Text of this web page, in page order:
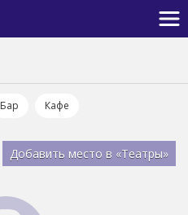
Бар Кафе
Добавить место в «Театры»